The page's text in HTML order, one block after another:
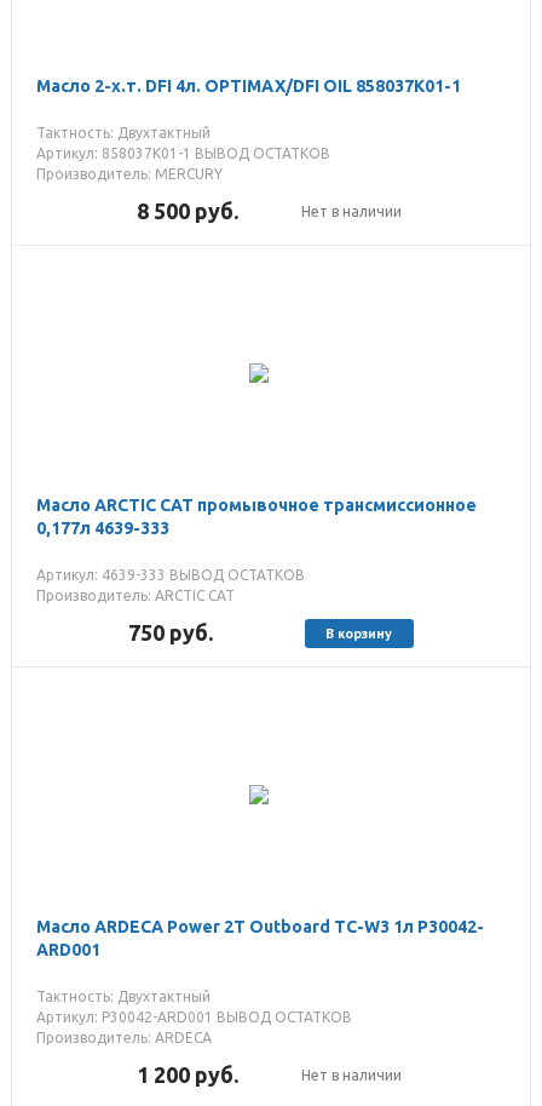
Масло 2-х.т. DFI 4л. OPTIMAX/DFI OIL 858037K01-1
Тактность: Двухтактный
Артикул: 858037K01-1 ВЫВОД ОСТАТКОВ
Производитель: MERCURY
8 500 руб. Нет в наличии
Масло ARCTIC CAT промывочное трансмиссионное
0,177л 4639-333
Артикул: 4639-333 ВЫВОД ОСТАТКОВ
Производитель: ARCTIC CAT
750 руб. В корзину
Масло ARDECA Power 2T Outboard TC-W3 1л P30042-
ARD001
Тактность: Двухтактный
Артикул: P30042-ARD001 ВЫВОД ОСТАТКОВ
Производитель: ARDECA
1 200 руб. Нет в наличии